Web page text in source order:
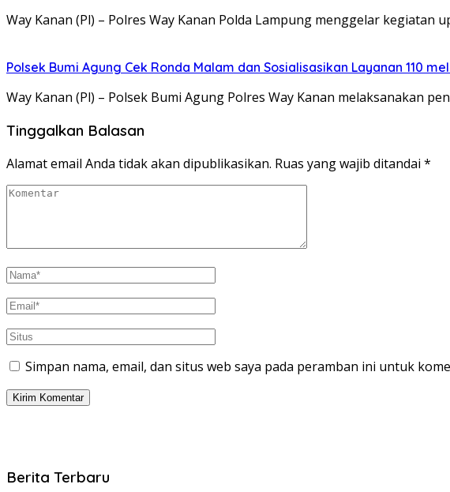
Way Kanan (Pl) – Polres Way Kanan Polda Lampung menggelar kegiatan
Polsek Bumi Agung Cek Ronda Malam dan Sosialisasikan Layanan 110
Way Kanan (Pl) – Polsek Bumi Agung Polres Way Kanan melaksanakan
Tinggalkan Balasan
Alamat email Anda tidak akan dipublikasikan. Ruas yang wajib ditandai *
Simpan nama, email, dan situs web saya pada peramban ini untuk
Berita Terbaru